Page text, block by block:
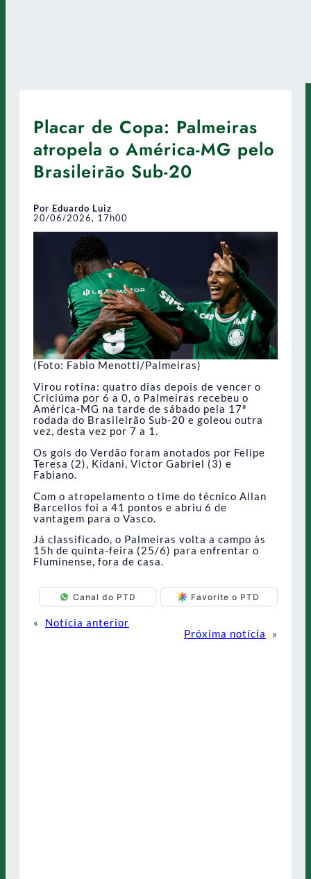
Placar de Copa: Palmeiras
atropela o América-MG pelo
Brasileirão Sub-20
Por Eduardo Luiz
20/06/2026, 17h00
(Foto: Fabio Menotti/Palmeiras)
Virou rotina: quatro dias depois de vencer o
Criciúma por 6 a 0, o Palmeiras recebeu o
América-MG na tarde de sábado pela 17ª
rodada do Brasileirão Sub-20 e goleou outra
vez, desta vez por 7 a 1.
Os gols do Verdão foram anotados por Felipe
Teresa (2), Kidani, Victor Gabriel (3) e
Fabiano.
Com o atropelamento o time do técnico Allan
Barcellos foi a 41 pontos e abriu 6 de
vantagem para o Vasco.
Já classificado, o Palmeiras volta a campo às
15h de quinta-feira (25/6) para enfrentar o
Fluminense, fora de casa.
Canal do PTD Favorite o PTD
«
Notícia anterior
Próxima notícia
»